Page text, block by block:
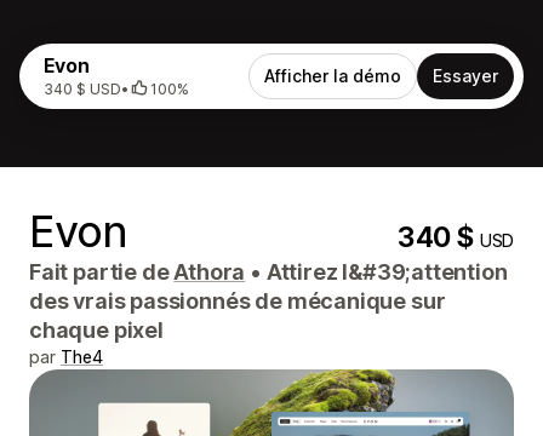
Evon
340 $ USD• 100%
Afficher la démo Essayer
Evon 340 $USD
Fait partie deAthora • Attirez l&#39;attention
des vrais passionnés de mécanique sur
chaque pixel
par The4